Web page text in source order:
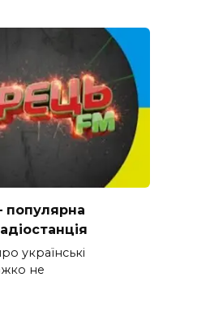
популярна
українські
не